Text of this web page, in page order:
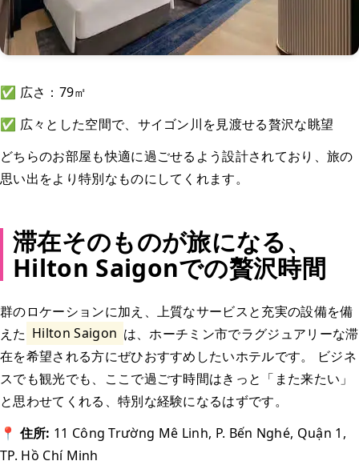
✅ 広さ：79㎡
✅ 広々とした空間で、サイゴン川を見渡せる贅沢な眺望
どちらのお部屋も快適に過ごせるよう設計されており、旅の
思い出をより特別なものにしてくれます。
滞在そのものが旅になる、
Hilton Saigonでの贅沢時間
群のロケーションに加え、上質なサービスと充実の設備を備
えた Hilton Saigon は、ホーチミン市でラグジュアリーな滞
在を希望される方にぜひおすすめしたいホテルです。 ビジネ
スでも観光でも、ここで過ごす時間はきっと「また来たい」
と思わせてくれる、特別な経験になるはずです。
📍 住所: 11 Công Trường Mê Linh, P. Bến Nghé, Quận 1,
TP. Hồ Chí Minh